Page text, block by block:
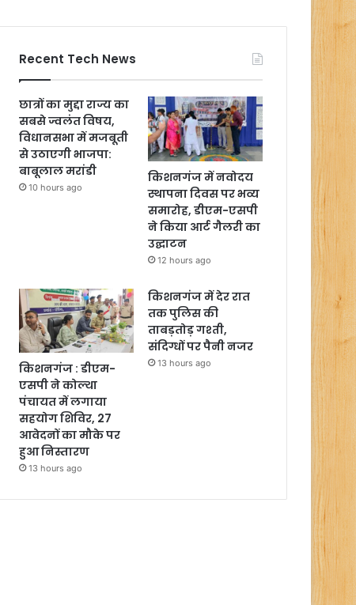
Recent Tech News
छात्रों का मुद्दा राज्य का
सबसे ज्वलंत विषय,
विधानसभा में मजबूती
से उठाएगी भाजपा:
बाबूलाल मरांडी
10 hours ago
किशनगंज में नवोदय
स्थापना दिवस पर भव्य
समारोह, डीएम-एसपी
ने किया आर्ट गैलरी का
उद्घाटन
12 hours ago
किशनगंज : डीएम-
एसपी ने कोल्था
पंचायत में लगाया
सहयोग शिविर, 27
आवेदनों का मौके पर
हुआ निस्तारण
13 hours ago
किशनगंज में देर रात
तक पुलिस की
ताबड़तोड़ गश्ती,
संदिग्धों पर पैनी नजर
13 hours ago